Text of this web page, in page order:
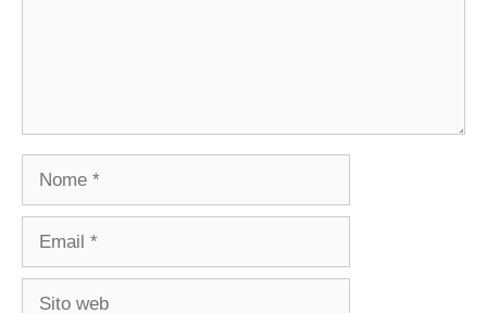
Nome
Email
Sito